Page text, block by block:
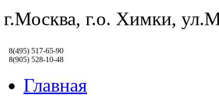
г.Москва, г.о. Химки,
8(495) 517-65-90
8(905) 528-10-48
Главная